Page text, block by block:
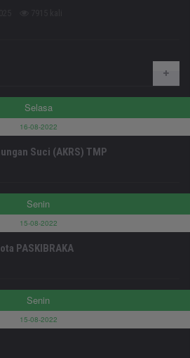
Selasa
16-08-2022
Suci (AKRS) TMP
Senin
15-08-2022
PASKIBRAKA
Senin
15-08-2022